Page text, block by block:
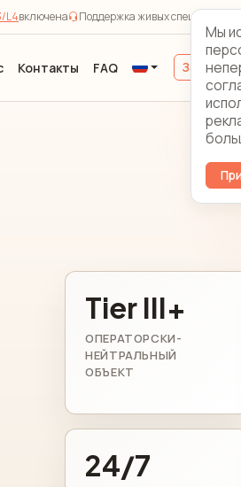
L4включена Поддержка живых
Контакты FAQ
Tier III+
ОПЕРАТОРСКИ-
НЕЙТРАЛЬНЫЙ
ОБЪЕКТ
24/7
Мы